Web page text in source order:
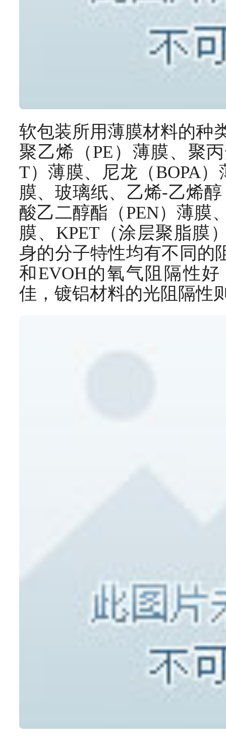
软包装所用薄膜材料的种
聚乙烯（PE）薄膜、聚
T）薄膜、尼龙（BOPA
膜、玻璃纸、乙烯-乙烯
酸乙二醇酯（PEN）薄膜
膜、KPET（涂层聚脂膜
身的分子特性均有不同的
和EVOH的氧气阻隔性
佳，镀铝材料的光阻隔性